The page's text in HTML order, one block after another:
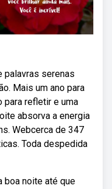
palavras serenas
Mais um ano para
para refletir e uma
absorva a energia
Webcerca de 347
Toda despedida
boa noite até que